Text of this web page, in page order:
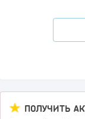
ПОЛУЧИТЬ